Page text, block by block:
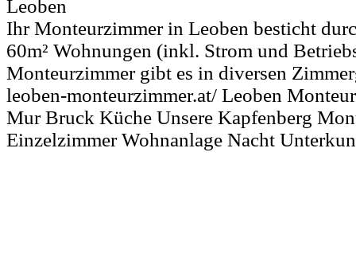
Leoben
Ihr Monteurzimmer in Leoben besticht
60m² Wohnungen (inkl. Strom und
Monteurzimmer gibt es in diversen
leoben-monteurzimmer.at/ Leoben
Mur Bruck Küche Unsere Kapfenberg
Einzelzimmer Wohnanlage Nacht